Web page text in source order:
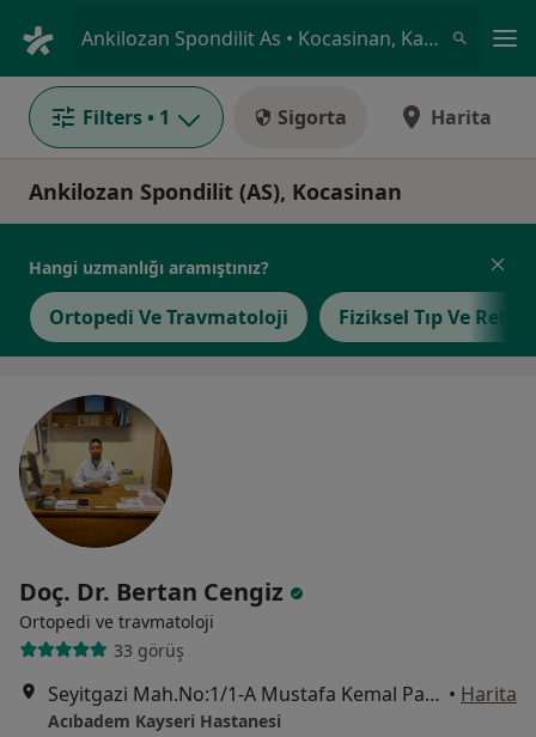
Ankilozan Spondilit As • Kocasinan, Kayseri
Filters • 1 Sigorta Harita
Ankilozan Spondilit (AS), Kocasinan
Hangi uzmanlığı aramıştınız?
Ortopedi Ve Travmatoloji Fiziksel Tıp Ve
Doç. Dr. Bertan Cengiz
Ortopedi ve travmatoloji
33 görüş
Seyitgazi Mah.No:1/1-A Mustafa Kemal Paşa Bulvarı, Kayseri • Harita
Acıbadem Kayseri Hastanesi